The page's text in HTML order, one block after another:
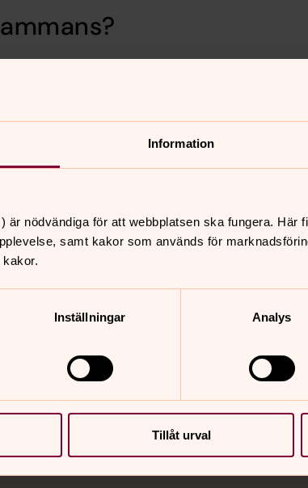
Information
är nödvändiga för att webbplatsen ska fungera. Här
samt kakor som används för
Inställningar Analys
Tillåt urval
10.